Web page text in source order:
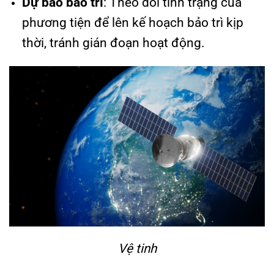
phương tiện để lên kế hoạch bảo trì kịp
thời, tránh gián đoạn hoạt động.
Vệ tinh